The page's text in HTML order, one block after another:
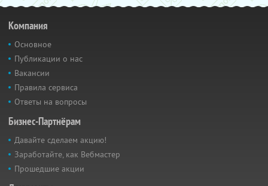
Компания
Основное
Публикации о нас
Вакансии
Правила сервиса
Ответы на вопросы
Бизнес-Партнёрам
Давайте сделаем акцию!
Заработайте, как Вебмастер
Прошедшие акции